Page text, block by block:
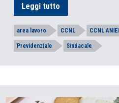
Leggi tutto
area lavoro CCNL CCNL
Previdenziale Sindacale